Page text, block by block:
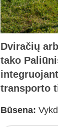
Dviračių
tako
transporto
Būsena: